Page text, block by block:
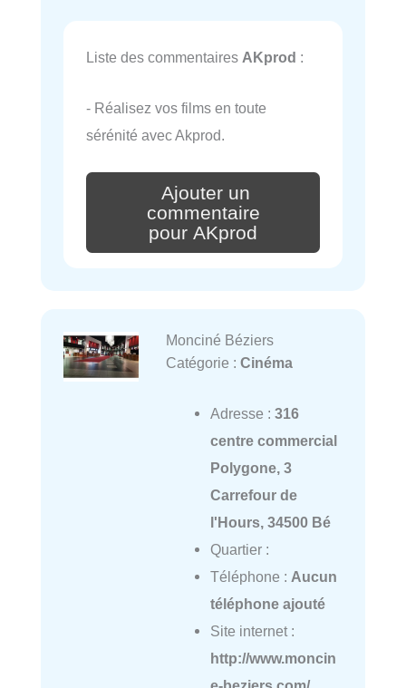
Liste des commentaires AKprod :
- Réalisez vos films en toute
sérénité avec Akprod.
Ajouter un
commentaire
pour AKprod
Monciné Béziers
Catégorie : Cinéma
Adresse : 316
centre commercial
Polygone, 3
Carrefour de
l'Hours, 34500 Bé
Quartier :
Téléphone : Aucun
téléphone ajouté
Site internet :
http://www.moncin